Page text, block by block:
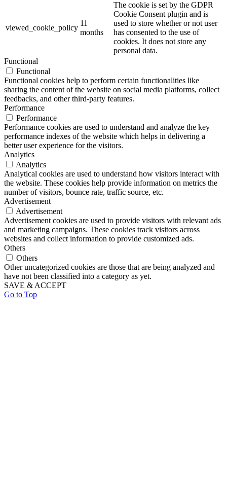
viewed_cookie_policy
11
months
The cookie is set by the GDPR
Cookie Consent plugin and is
used to store whether or not user
has consented to the use of
cookies. It does not store any
personal data.
Functional
Functional
Functional cookies help to perform certain functionalities like
sharing the content of the website on social media platforms, collect
feedbacks, and other third-party features.
Performance
Performance
Performance cookies are used to understand and analyze the key
performance indexes of the website which helps in delivering a
better user experience for the visitors.
Analytics
Analytics
Analytical cookies are used to understand how visitors interact with
the website. These cookies help provide information on metrics the
number of visitors, bounce rate, traffic source, etc.
Advertisement
Advertisement
Advertisement cookies are used to provide visitors with relevant ads
and marketing campaigns. These cookies track visitors across
websites and collect information to provide customized ads.
Others
Others
Other uncategorized cookies are those that are being analyzed and
have not been classified into a category as yet.
SAVE & ACCEPT
Go to Top